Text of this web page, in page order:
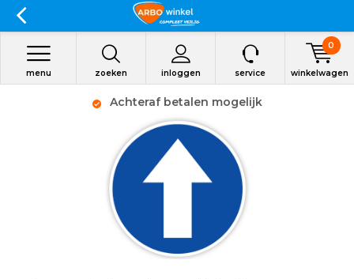
zoeken inloggen
menu service winkelwagen
0
Achteraf betalen mogelijk